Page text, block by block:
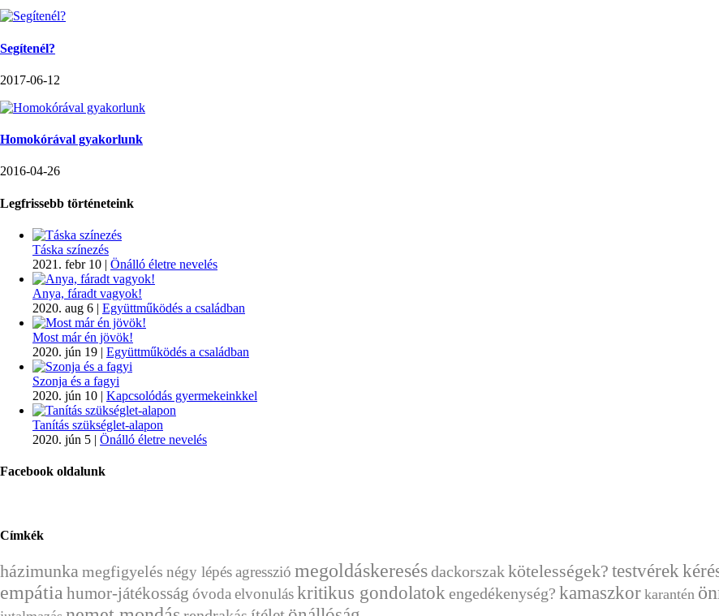
Segítenél?
2017-06-12
Homokórával gyakorlunk
2016-04-26
Legfrissebb történeteink
Táska színezés
2021. febr 10 | Önálló életre nevelés
Anya, fáradt vagyok!
2020. aug 6 | Együttműködés a családban
Most már én jövök!
2020. jún 19 | Együttműködés a családban
Szonja és a fagyi
2020. jún 10 | Kapcsolódás gyermekeinkkel
Tanítás szükséglet-alapon
2020. jún 5 | Önálló életre nevelés
Facebook oldalunk
Címkék
házimunka megfigyelés négy lépésagresszió megoldáskeresésdackorszakkötelességek? testvérek
empátia humor-játékosság óvoda elvonuláskritikus gondolatok engedékenység? kamaszkor karantén